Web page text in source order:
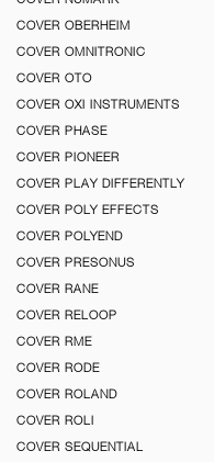
COVER OBERHEIM
COVER OMNITRONIC
COVER OTO
COVER OXI INSTRUMENTS
COVER PHASE
COVER PIONEER
COVER PLAY DIFFERENTLY
COVER POLY EFFECTS
COVER POLYEND
COVER PRESONUS
COVER RANE
COVER RELOOP
COVER RME
COVER RODE
COVER ROLAND
COVER ROLI
COVER SEQUENTIAL